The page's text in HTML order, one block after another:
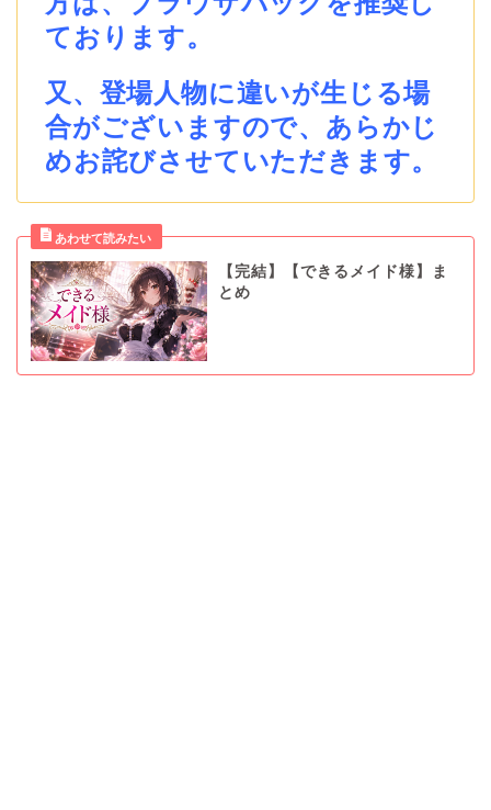
ております。
又、登場人物に違いが生じる場
合がございますので、あらかじ
めお詫びさせていただきます。
【完結】【できるメイド様】ま
とめ